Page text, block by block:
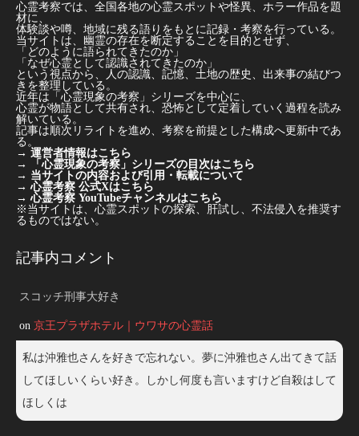
心霊考察では、全国各地の心霊スポットや怪異、ホラー作品を題
材に、
体験談や噂、地域に残る語りをもとに記録・考察を行っている。
当サイトは、幽霊の存在を断定することを目的とせず、
「どのように語られてきたのか」
「なぜ心霊として認識されてきたのか」
という視点から、人の認識、記憶、土地の歴史、出来事の結びつ
きを整理している。
近年は「心霊現象の考察」シリーズを中心に、
心霊が物語として共有され、恐怖として定着していく過程を読み
解いている。
記事は順次リライトを進め、考察を前提とした構成へ更新中であ
る。
→ 運営者情報はこちら
→
「心霊現象の考察」シリーズの目次はこちら
→ 当サイトの内容および引用・転載について
→ 心霊考察 公式Xはこちら
→ 心霊考察 YouTubeチャンネルはこちら
※当サイトは、心霊スポットの探索、肝試し、不法侵入を推奨す
るものではない。
記事内コメント
スコッチ刑事大好き
on 京王プラザホテル｜ウワサの心霊話
私は沖雅也さんを好きで忘れない。夢に沖雅也さん出てきて話
してほしいくらい好き。しかし何度も言いますけど自殺はして
ほしくは